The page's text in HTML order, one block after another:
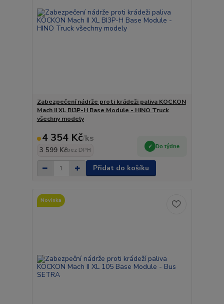
Zabezpečení nádrže proti krádeži paliva KOCKON
Mach II XL BI3P-H Base Module - HINO Truck
všechny modely
4 354 Kč/ks
3 599 Kčbez DPH
Do týdne
Přidat do košíku
Novinka